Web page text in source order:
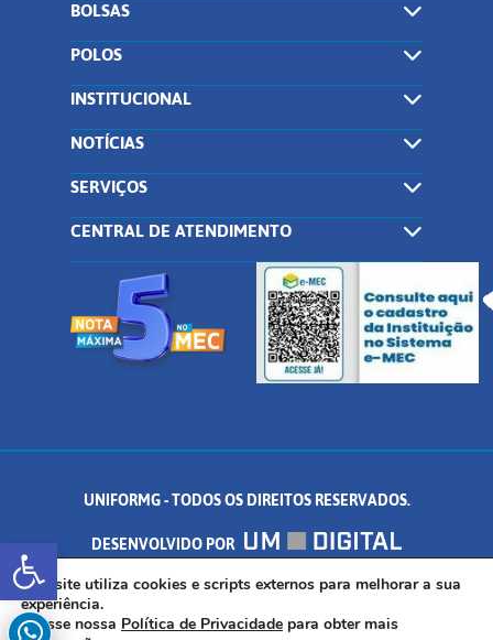
Abrir a barra de ferramentas
BOLSAS
POLOS
INSTITUCIONAL
NOTÍCIAS
SERVIÇOS
CENTRAL DE ATENDIMENTO
UNIFORMG - TODOS OS DIREITOS RESERVADOS.
DESENVOLVIDO POR
AV. DR. ARNALDO DE SENNA, 328 - PALMEIRAS, FORMIGA/MG - CEP:
35.574.530
Este site utiliza cookies e scripts externos para melhorar a sua
experiência.
Acesse nossa Política de Privacidade para obter mais